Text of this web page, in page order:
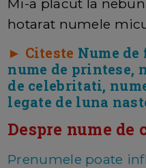
Mi-a placut la
hotarat numele
► Citeste Nume
nume de printese,
de celebritati,
legate de luna
Despre nume de
Prenumele poate